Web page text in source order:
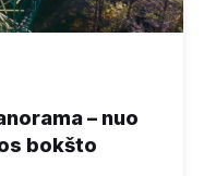
– nuo
bokšto